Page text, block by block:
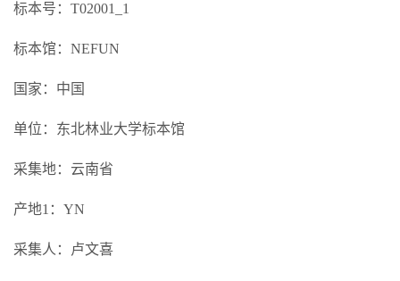
标本号：T02001_1
标本馆：NEFUN
国家：中国
单位：东北林业大学标本馆
采集地：云南省
产地1：YN
采集人：卢文喜